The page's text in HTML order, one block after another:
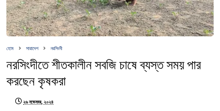
হোম সারাদেশ নরসিংদী
নরসিংদীতে শীতকালীন সবজি চাষে ব্যস্ত সময় পার
করছেন কৃষকরা
২৬ নভেম্বর, ২০২৪